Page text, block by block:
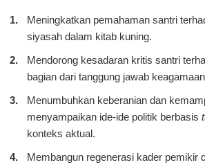
Meningkatkan pemahaman santri
siyasah dalam kitab kuning.
Mendorong kesadaran kritis santri
bagian dari tanggung jawab
Menumbuhkan keberanian dan
menyampaikan ide-ide politik berbasis
konteks aktual.
Membangun regenerasi kader pemikir